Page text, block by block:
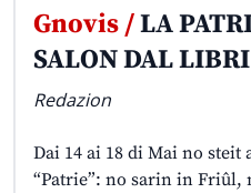
Gnovis /LA
SALON DAL
Redazion
Dai 14 ai 18 di Mai no
“Patrie”: no sarin in